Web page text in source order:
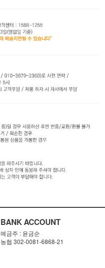
BANK ACCOUNT
예금주 : 윤금순
농협 302-0081-6868-21